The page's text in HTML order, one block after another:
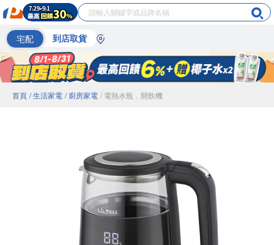
宅配 到店取貨
首頁 / 生活家電 / 廚房家電 / 電熱水瓶．開飲機